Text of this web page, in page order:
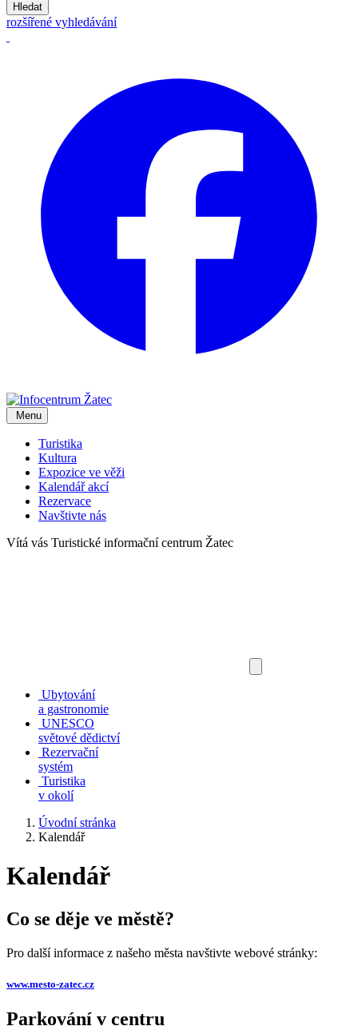
Hledat
rozšířené vyhledávání
Menu
Turistika
Kultura
Expozice ve věži
Kalendář akcí
Rezervace
Navštivte nás
Vítá vás Turistické informační centrum Žatec
Ubytování
a gastronomie
UNESCO
světové dědictví
Rezervační
systém
Turistika
v okolí
Úvodní stránka
Kalendář
Kalendář
Co se děje ve městě?
Pro další informace z našeho města navštivte webové stránky:
www.mesto-zatec.cz
Parkování v centru